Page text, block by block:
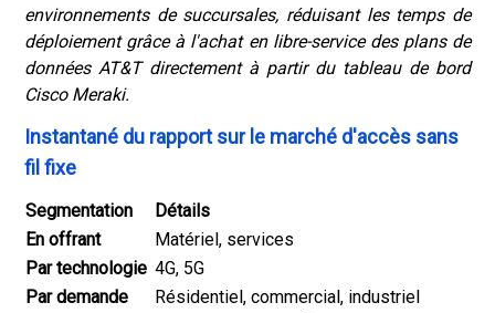
environnements de succursales, réduisant les temps de
déploiement grâce à l'achat en libre-service des plans de
données AT&T directement à partir du tableau de bord
Cisco Meraki.
Instantané du rapport sur le marché d'accès sans
fil fixe
Segmentation
Détails
En offrant
Matériel, services
Par technologie 4G, 5G
Par demande
Résidentiel, commercial, industriel